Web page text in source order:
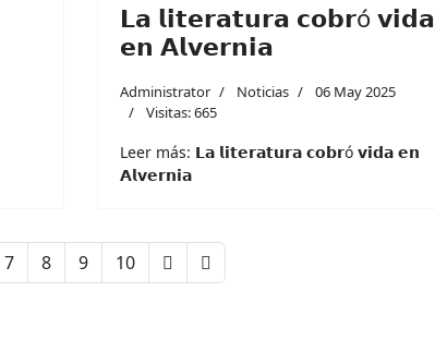
𝗟𝗮 𝗹𝗶𝘁𝗲𝗿𝗮𝘁𝘂𝗿𝗮 𝗰𝗼𝗯𝗿ó 𝘃𝗶𝗱𝗮
𝗲𝗻 𝗔𝗹𝘃𝗲𝗿𝗻𝗶𝗮
Administrator Noticias
06 May 2025
Visitas: 665
Leer más: 𝗟𝗮 𝗹𝗶𝘁𝗲𝗿𝗮𝘁𝘂𝗿𝗮 𝗰𝗼𝗯𝗿ó 𝘃𝗶𝗱𝗮 𝗲𝗻
𝗔𝗹𝘃𝗲𝗿𝗻𝗶𝗮
7 8 9 10